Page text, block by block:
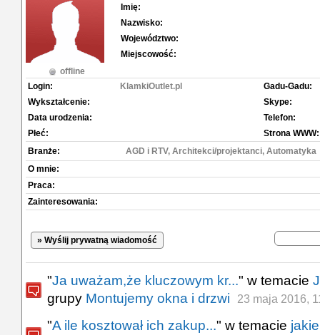
offline
Imię:
Nazwisko:
Województwo:
Miejscowość:
Login:
KlamkiOutlet.pl
Wykształcenie:
Data urodzenia:
Płeć:
Gadu-Gadu:
Skype:
Telefon:
Strona WWW:
Branże:
AGD i RTV, Architekci/projektanci, Automatyka
O mnie:
Praca:
Zainteresowania:
» Wyślij prywatną wiadomość
"Ja uważam,że kluczowym kr..." w temacie
grupy Montujemy okna i drzwi 23 maja 2016,
"A ile kosztował ich zakup..." w temacie